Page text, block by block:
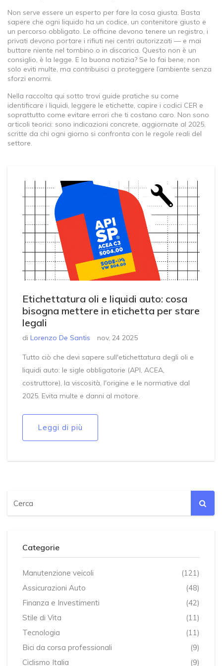
Non serve essere un esperto per fare la cosa giusta. Basta
sapere che ogni liquido ha un codice, un contenitore giusto e
un percorso obbligato. Le officine devono tenere un registro, i
privati devono portare i rifiuti nei centri autorizzati — e mai
buttare niente nel tombino o in discarica. Questo non è un
consiglio, è la legge. E la buona notizia? Se lo fai bene, non
solo eviti multe, ma contribuisci a proteggere l’ambiente senza
sforzi enormi.
Nella raccolta qui sotto trovi guide pratiche su come
identificare i liquidi, leggere le etichette, capire i codici CER e
soprattutto come evitare errori che ti costano caro. Non sono
articoli teorici: sono indicazioni concrete, aggiornate al 2025,
scritte da chi ogni giorno si confronta con le regole reali del
settore.
Etichettatura oli e liquidi auto: cosa
bisogna mettere in etichetta per stare
legali
di Lorenzo De Santis nov, 24 2025
Tutto ciò che devi sapere sull'etichettatura degli oli e
liquidi auto: le sigle obbligatorie (API, ACEA,
costruttore), la viscosità, l'origine e le normative dal
2025. Evita multe e danni al motore.
Leggi di più
Categorie
Manutenzione veicoli
(121)
Assicurazioni Auto
(48)
Finanza e Investimenti
(42)
Stile di Vita
(11)
Tecnologia
(11)
Bici da corsa professionali
(9)
Ciclismo Italia
(9)